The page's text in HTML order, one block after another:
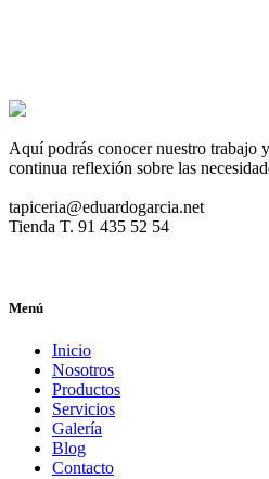
Aquí podrás conocer nuestro trabajo
continua reflexión sobre las
tapiceria@eduardogarcia.net
Tienda T. 91 435 52 54
Menú
Inicio
Nosotros
Productos
Servicios
Galería
Blog
Contacto